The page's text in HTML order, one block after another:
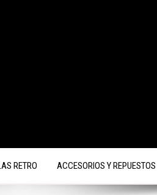
RETRO ACCESORIOS Y REPUESTOS